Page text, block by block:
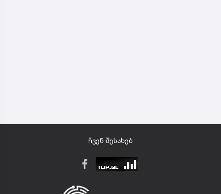
ჩვენ შესახებ